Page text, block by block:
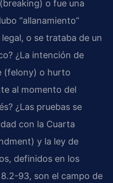
o fue una
“allanamiento”
o se trataba de un
¿La intención de
(felony) o hurto
al momento del
¿Las pruebas se
con la Cuarta
y la ley de
definidos en los
93, son el campo de